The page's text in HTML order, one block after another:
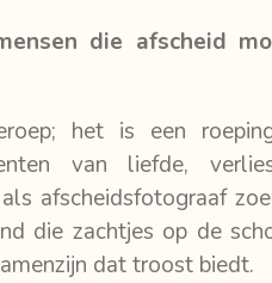
die afscheid
het is een
van liefde,
afscheidsfotograaf
die zachtjes op de
dat troost biedt.